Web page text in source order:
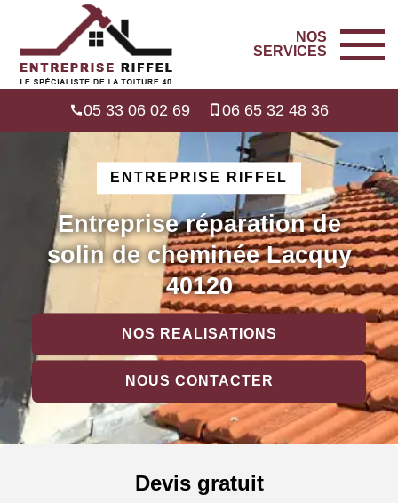
NOS
SERVICES
05 33 06 02 69 06 65 32 48 36
ENTREPRISE RIFFEL
Entreprise réparation de
solin de cheminée Lacquy
40120
NOS REALISATIONS
NOUS CONTACTER
Devis gratuit